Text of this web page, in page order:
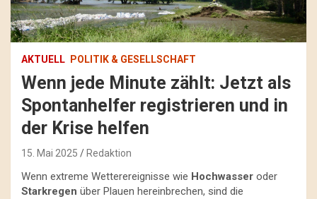
AKTUELL POLITIK & GESELLSCHAFT
Wenn jede Minute zählt: Jetzt als
Spontanhelfer registrieren und in
der Krise helfen
15. Mai 2025 Redaktion
Wenn extreme Wetterereignisse wie Hochwasser oder
Starkregen über Plauen hereinbrechen, sind die